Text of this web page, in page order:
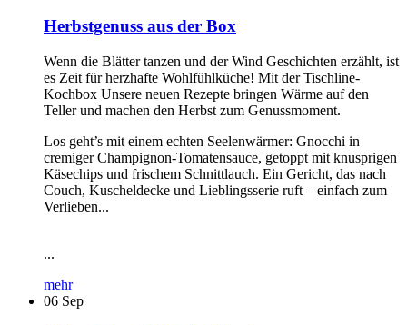
Herbstgenuss aus der Box
Wenn die Blätter tanzen und der Wind Geschichten erzählt, ist
es Zeit für herzhafte Wohlfühlküche! Mit der Tischline-
Kochbox Unsere neuen Rezepte bringen Wärme auf den
Teller und machen den Herbst zum Genussmoment.
Los geht’s mit einem echten Seelenwärmer: Gnocchi in
cremiger Champignon-Tomatensauce, getoppt mit knusprigen
Käsechips und frischem Schnittlauch. Ein Gericht, das nach
Couch, Kuscheldecke und Lieblingsserie ruft – einfach zum
Verlieben...
...
mehr
06 Sep